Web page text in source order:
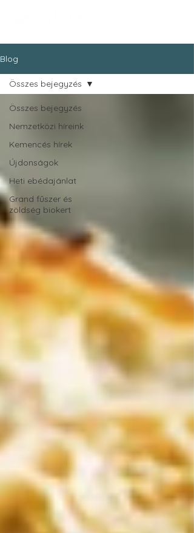
Blog
Összes bejegyzés
Nemzetközi híreink
Kemencés hírek
Újdonságok
Heti ebédajánlat
Grand fűszer és
zöldség biokert
Összes bejegyzés